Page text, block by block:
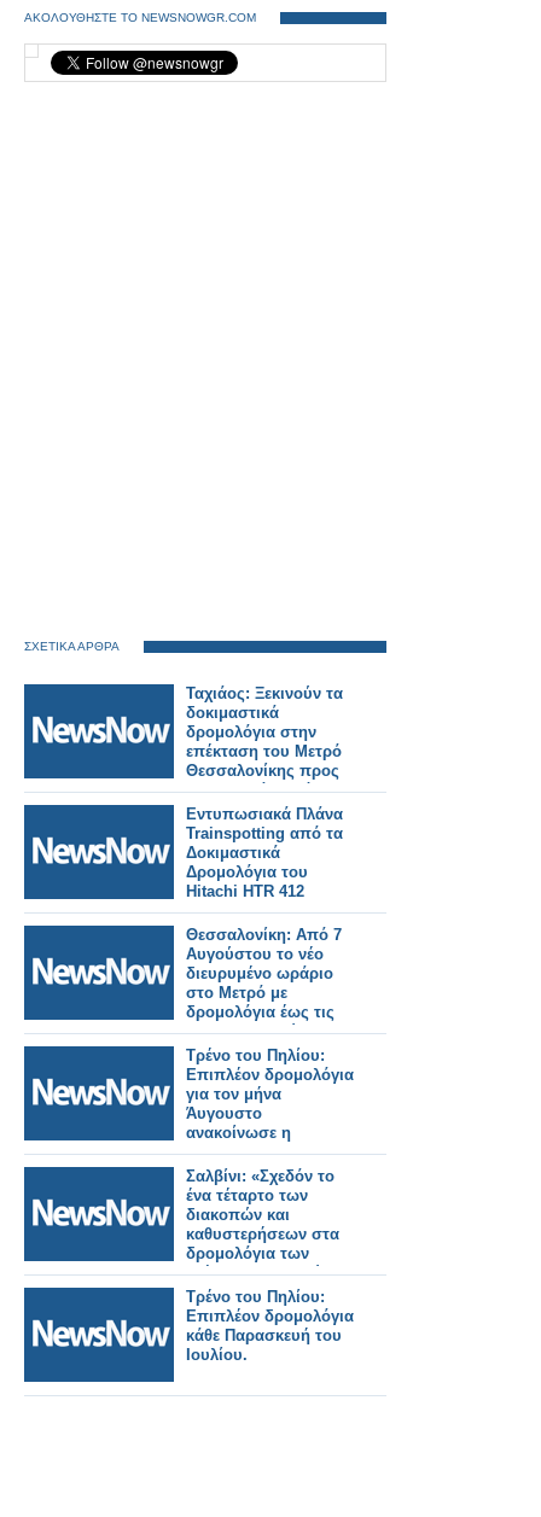
ΑΚΟΛΟΥΘΗΣΤΕ ΤΟ NEWSNOWGR.COM
ΣΧΕΤΙΚΑ ΑΡΘΡΑ
Ταχιάος: Ξεκινούν τα
δοκιμαστικά
δρομολόγια στην
επέκταση του Μετρό
Θεσσαλονίκης προς
Καλαμαριά – Στόχος η
λειτουργία έως το
τέλος του μήνα.
Εντυπωσιακά Πλάνα
Trainspotting από τα
Δοκιμαστικά
Δρομολόγια του
Hitachi HTR 412
Θεσσαλονίκη: Από 7
Αυγούστου το νέο
διευρυμένο ωράριο
στο Μετρό με
δρομολόγια έως τις
2:00 τα ξημερώματα.
Τρένο του Πηλίου:
Επιπλέον δρομολόγια
για τον μήνα
Άυγουστο
ανακοίνωσε η
Hellenic Train.
Σαλβίνι: «Σχεδόν το
ένα τέταρτο των
διακοπών και
καθυστερήσεων στα
δρομολόγια των
τρένων προκαλούνται
από ζημιές ή
κακόβουλες
ενέργειες».
Τρένο του Πηλίου:
Επιπλέον δρομολόγια
κάθε Παρασκευή του
Ιουλίου.